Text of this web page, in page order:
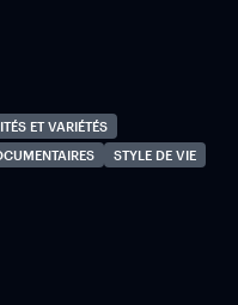
ET VARIÉTÉS
STYLE DE VIE